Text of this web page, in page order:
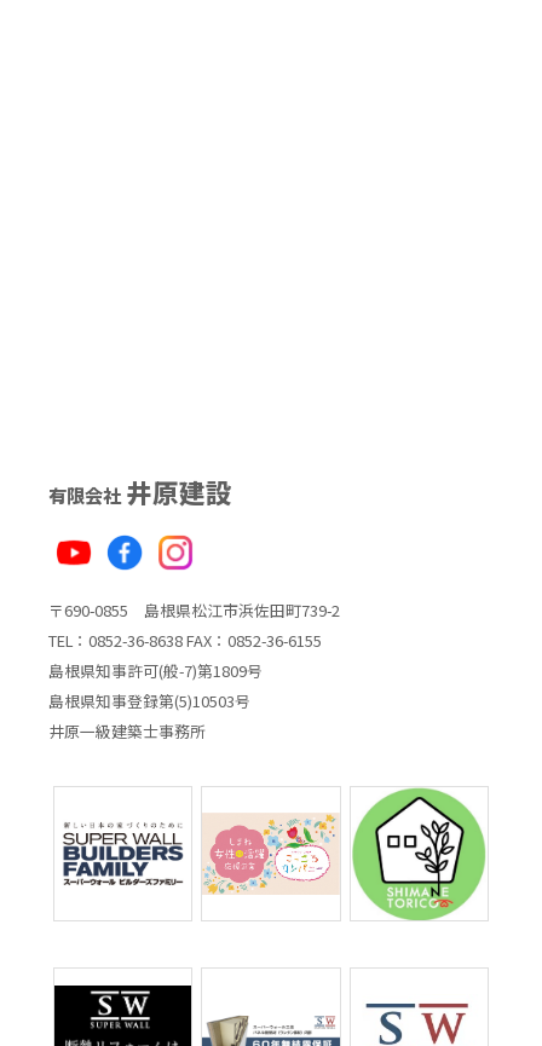
有限会社 井原建設
〒690-0855 島根県松江市浜佐田町739-2
TEL：0852-36-8638 FAX：0852-36-6155
島根県知事許可(般-7)第1809号
島根県知事登録第(5)10503号
井原一級建築士事務所